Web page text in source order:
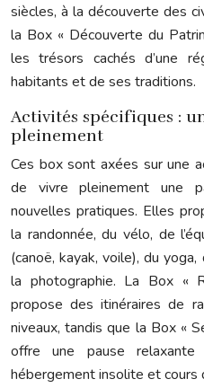
siècles, à la découverte des
la Box « Découverte du
les trésors cachés d’une
habitants et de ses traditions.
Activités spécifiques :
pleinement
Ces box sont axées sur une
de vivre pleinement une
nouvelles pratiques. Elles
la randonnée, du vélo, de
(canoë, kayak, voile), du
la photographie. La Box «
propose des itinéraires de
niveaux, tandis que la Box «
offre une pause relaxante
hébergement insolite et cours